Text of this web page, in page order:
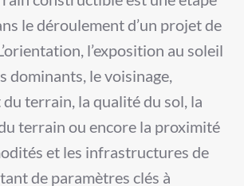
le déroulement d’un projet de
l’exposition au soleil
dominants, le voisinage,
du terrain, la qualité du sol, la
terrain ou encore la proximité
et les infrastructures de
de paramètres clés à